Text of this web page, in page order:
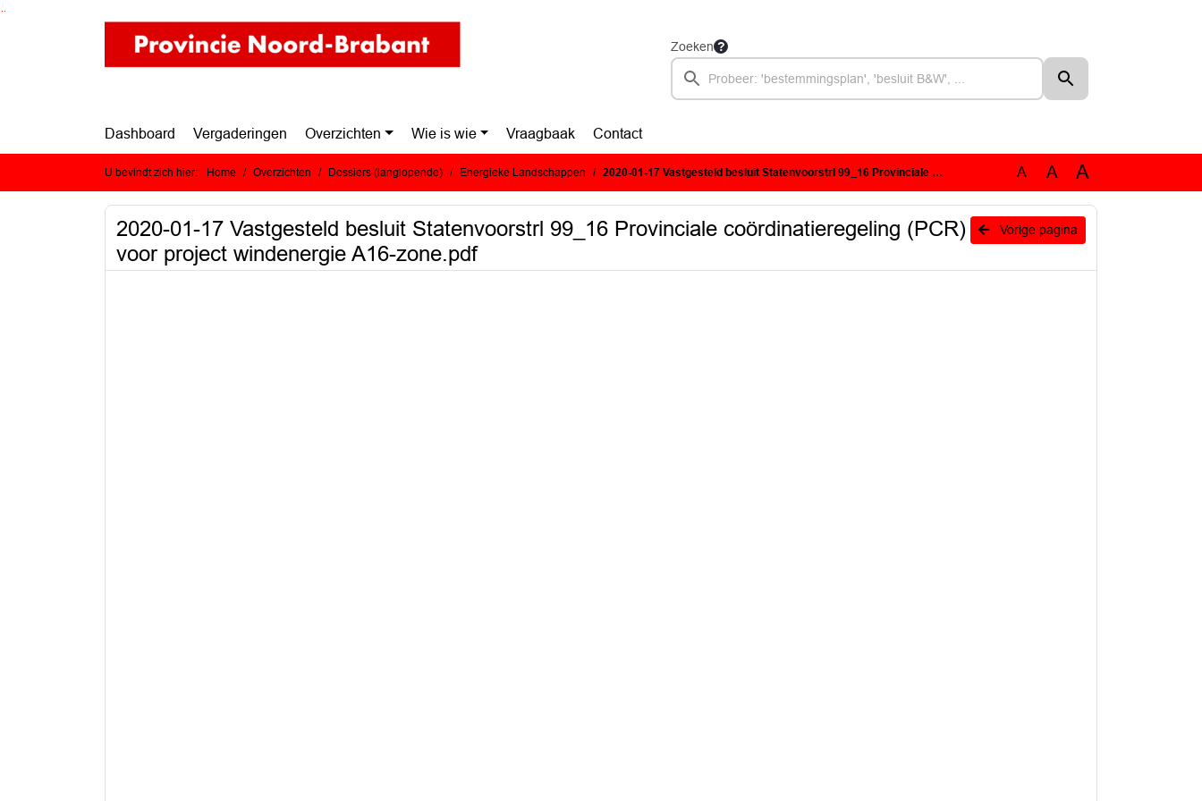
Ga naar de inhoud van deze pagina
Ga naar het zoeken
Ga naar het menu
Zoeken
Dashboard Vergaderingen Overzichten Wie is wie Vraagbaak Contact
U bevindt zich hier: Home Overzichten Dossiers (langlopende) Energieke Landschappen 2020-01-17 Vastgesteld besluit Statenvoorstrl 99_16 Provinciale coördinatieregeling (PCR) voor project windenergie A16-zone.pdf A A A
Vorige pagina
2020-01-17 Vastgesteld besluit Statenvoorstrl 99_16 Provinciale coördinatieregeling (PCR)
voor project windenergie A16-zone.pdf